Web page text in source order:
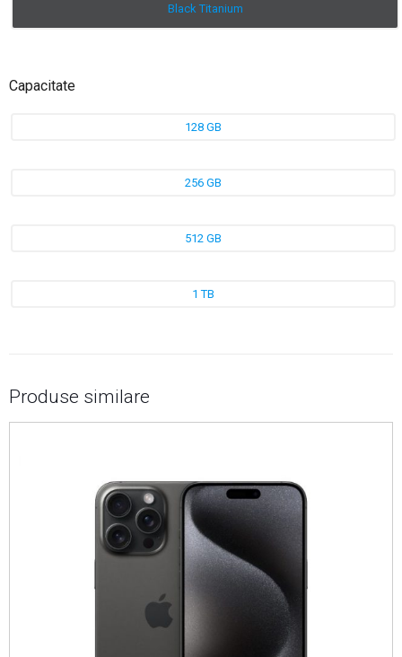
Black Titanium
Capacitate
128 GB
256 GB
512 GB
1 TB
Produse similare